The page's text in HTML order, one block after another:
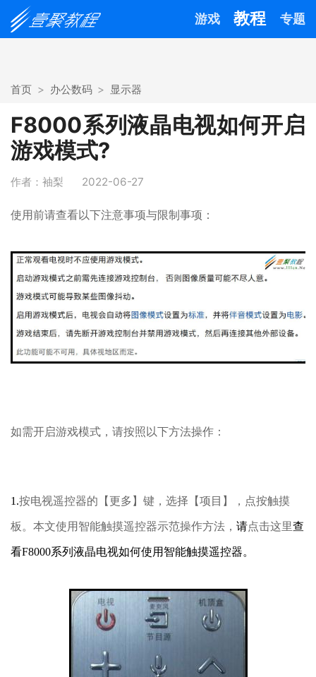
游戏 教程 专题
首页 办公数码 显示器
F8000系列液晶电视如何开启
游戏模式?
作者：袖梨 2022-06-27
使用前请查看以下注意事项与限制事项：
如需开启游戏模式，请按照以下方法操作：
1.按电视遥控器的【更多】键，选择【项目】，点按触摸
板。本文使用智能触摸遥控器示范操作方法，请点击这里查
看F8000系列液晶电视如何使用智能触摸遥控器。